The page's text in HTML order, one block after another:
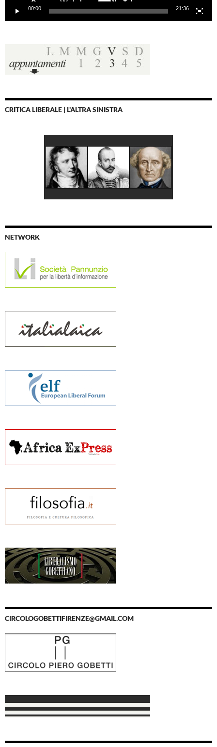
00:00 21:36
CRITICA LIBERALE | L'ALTRA SINISTRA
NETWORK
CIRCOLOGOBETTIFIRENZE@GMAIL.COM